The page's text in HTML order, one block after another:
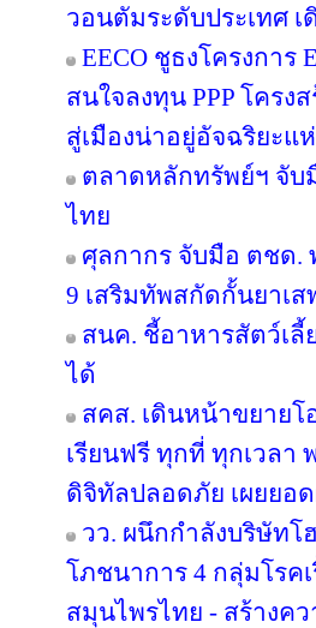
วอนตัมระดับประเทศ เ
EECO ชูธงโครงการ
สนใจลงทุน PPP โคร
สู่เมืองน่าอยู่อัจฉริยะแ
ตลาดหลักทรัพย์ฯ จั
ไทย
ศุลกากร จับมือ ตชด.
9 เสริมทัพสกัดกั้นยาเ
สนค. ชี้อาหารสัตว์เลี้
ได้
สคส. เดินหน้าขยายโอ
เรียนฟรี ทุกที่ ทุกเวล
ดิจิทัลปลอดภัย เผยยอ
วว. ผนึกกำลังบริษัท
โภชนาการ 4 กลุ่มโรค
สมุนไพรไทย - สร้างค